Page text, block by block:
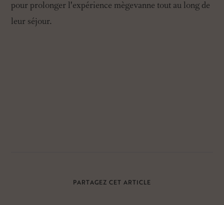
pour prolonger l'expérience mègevanne tout au long de
leur séjour.
PARTAGEZ CET ARTICLE